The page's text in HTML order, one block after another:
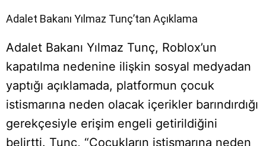
Adalet Bakanı Yılmaz Tunç’tan Açıklama
Adalet Bakanı Yılmaz Tunç, Roblox’un
kapatılma nedenine ilişkin sosyal medyadan
yaptığı açıklamada, platformun çocuk
istismarına neden olacak içerikler barındırdığı
gerekçesiyle erişim engeli getirildiğini
belirtti. Tunç, “Çocukların istismarına neden